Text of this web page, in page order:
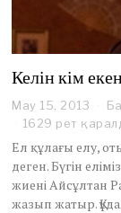
Келін кім
May 15, 2013
c
o
b
e
r
1629 рет
Ел құлағы елу,
деген. Бүгін
жиені Айсұлтан
жазып жатыр.